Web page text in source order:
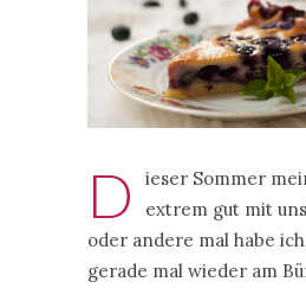
D
ieser Sommer
extrem gut mit
oder andere mal habe
gerade mal wieder am